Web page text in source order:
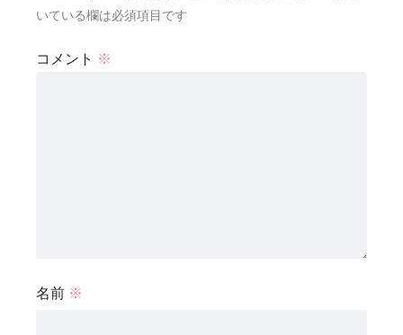
いている欄は必須項目です
コメント ※
名前 ※